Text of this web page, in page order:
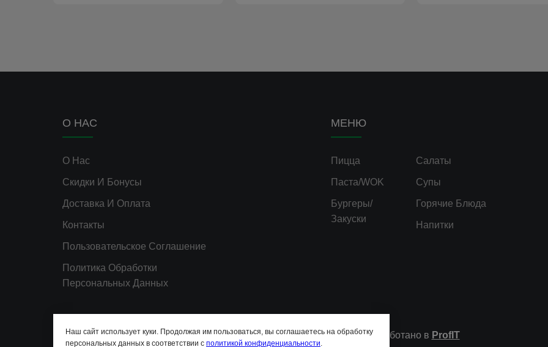
О НАС
О Нас
Скидки И Бонусы
Доставка И Оплата
Контакты
Пользовательское Соглашение
Политика Обработки
Персональных Данных
МЕНЮ
Пицца
Паста/WOK
Бургеры/
Закуски
Салаты
Супы
Горячие Блюда
Напитки
Разработано в ProfIT
Наш сайт использует куки. Продолжая им пользоваться, вы соглашаетесь на обработку
персональных данных в соответствии с политикой конфиденциальности.